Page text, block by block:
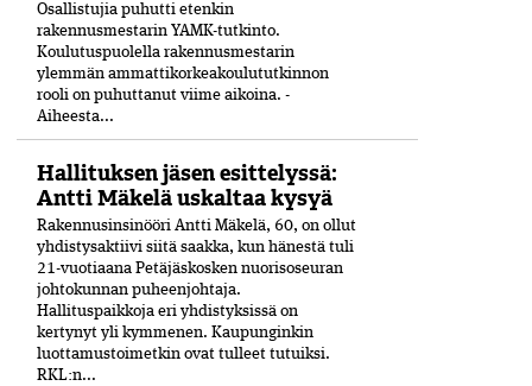
Osallistujia puhutti etenkin
rakennusmestarin YAMK-tutkinto.
Koulutuspuolella rakennusmestarin
ylemmän ammattikorkeakoulututkinnon
rooli on puhuttanut viime ­aikoina. ­
Aiheesta...
Hallituksen jäsen esittelyssä:
Antti Mäkelä uskaltaa kysyä
Rakennusinsinööri Antti Mäkelä, 60, on ollut
yhdistysaktiivi siitä saakka, kun hänestä tuli
21-vuo­tiaana Petäjäskosken nuoriso­seuran
johtokunnan puheenjohtaja.
Hallituspaikkoja eri yhdistyksissä on
kertynyt yli kymmenen. Kaupunginkin
luottamustoimetkin ovat tulleet tutuiksi.
RKL:n...